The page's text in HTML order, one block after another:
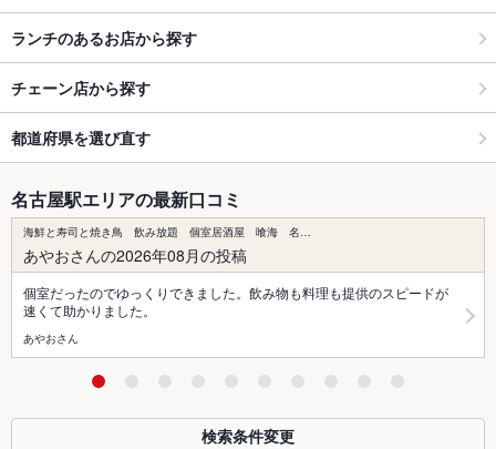
ランチのあるお店から探す
チェーン店から探す
都道府県を選び直す
名古屋駅エリアの最新口コミ
海鮮と寿司と焼き鳥 飲み放題 個室居酒屋 喰海 名…
あやおさんの2026年08月の投稿
個室だったのでゆっくりできました。飲み物も料理も提供のスピードが
速くて助かりました。
あやおさん
検索条件変更